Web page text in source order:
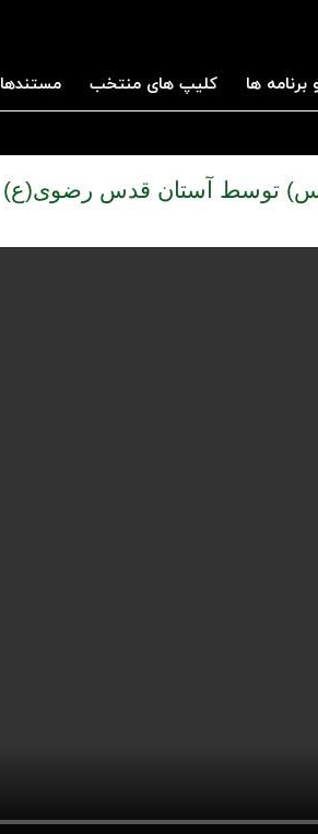
برنامه ها کلیپ های منتخب مستندها
توسط آستان قدس رضوی(ع)